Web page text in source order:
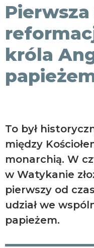
króla
To był
między
monarchią. W
w Watykanie
pierwszy od
udział we
papieżem.